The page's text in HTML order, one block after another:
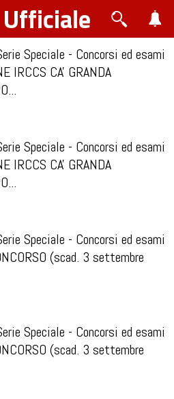
Speciale - Concorsi ed esami
IRCCS CA' GRANDA
Speciale - Concorsi ed esami
IRCCS CA' GRANDA
Speciale - Concorsi ed esami
(scad. 3 settembre
Speciale - Concorsi ed esami
(scad. 3 settembre